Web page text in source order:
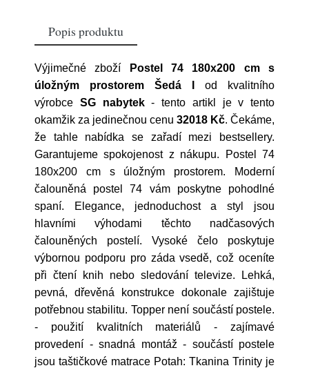
Popis produktu
Výjimečné zboží
Postel 74 180x200 cm s
úložným prostorem Šedá I
od kvalitního
výrobce SG nabytek- tento artikl je v tento
okamžik za jedinečnou cenu 32018 Kč. Čekáme,
že tahle nabídka se zařadí mezi bestsellery.
Garantujeme spokojenost z nákupu. Postel 74
180x200 cm s úložným prostorem. Moderní
čalouněná postel 74 vám poskytne pohodlné
spaní. Elegance, jednoduchost a styl jsou
hlavními výhodami těchto nadčasových
čalouněných postelí. Vysoké čelo poskytuje
výbornou podporu pro záda vsedě, což oceníte
při čtení knih nebo sledování televize. Lehká,
pevná, dřevěná konstrukce dokonale zajištuje
potřebnou stabilitu. Topper není součástí postele.
- použití kvalitních materiálů - zajímavé
provedení - snadná montáž - součástí postele
jsou taštičkové matrace Potah: Tkanina Trinity je